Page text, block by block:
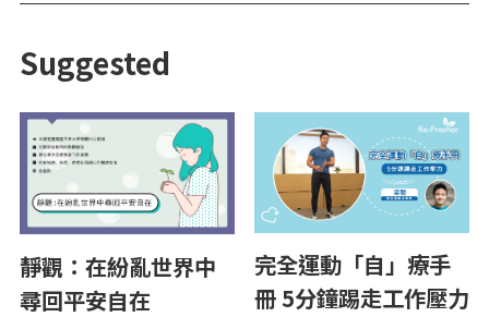
Suggested
靜觀：在紛亂世界中
尋回平安自在
完全運動「自」療手
冊 5分鐘踢走工作壓力